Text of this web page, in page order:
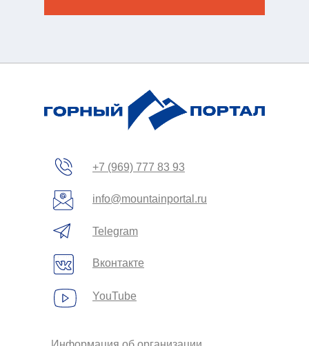
info@mountainportal.ru
+7 (969) 777 83 93
Telegram
Вконтакте
YouTube